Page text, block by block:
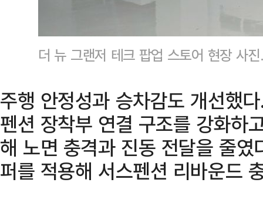
더 뉴 그랜저 테크 팝업 스토어 현장 사
주행 안정성과 승차감도 개선했
펜션 장착부 연결 구조를 강화하
해 노면 충격과 진동 전달을 줄
퍼를 적용해 서스펜션 리바운드